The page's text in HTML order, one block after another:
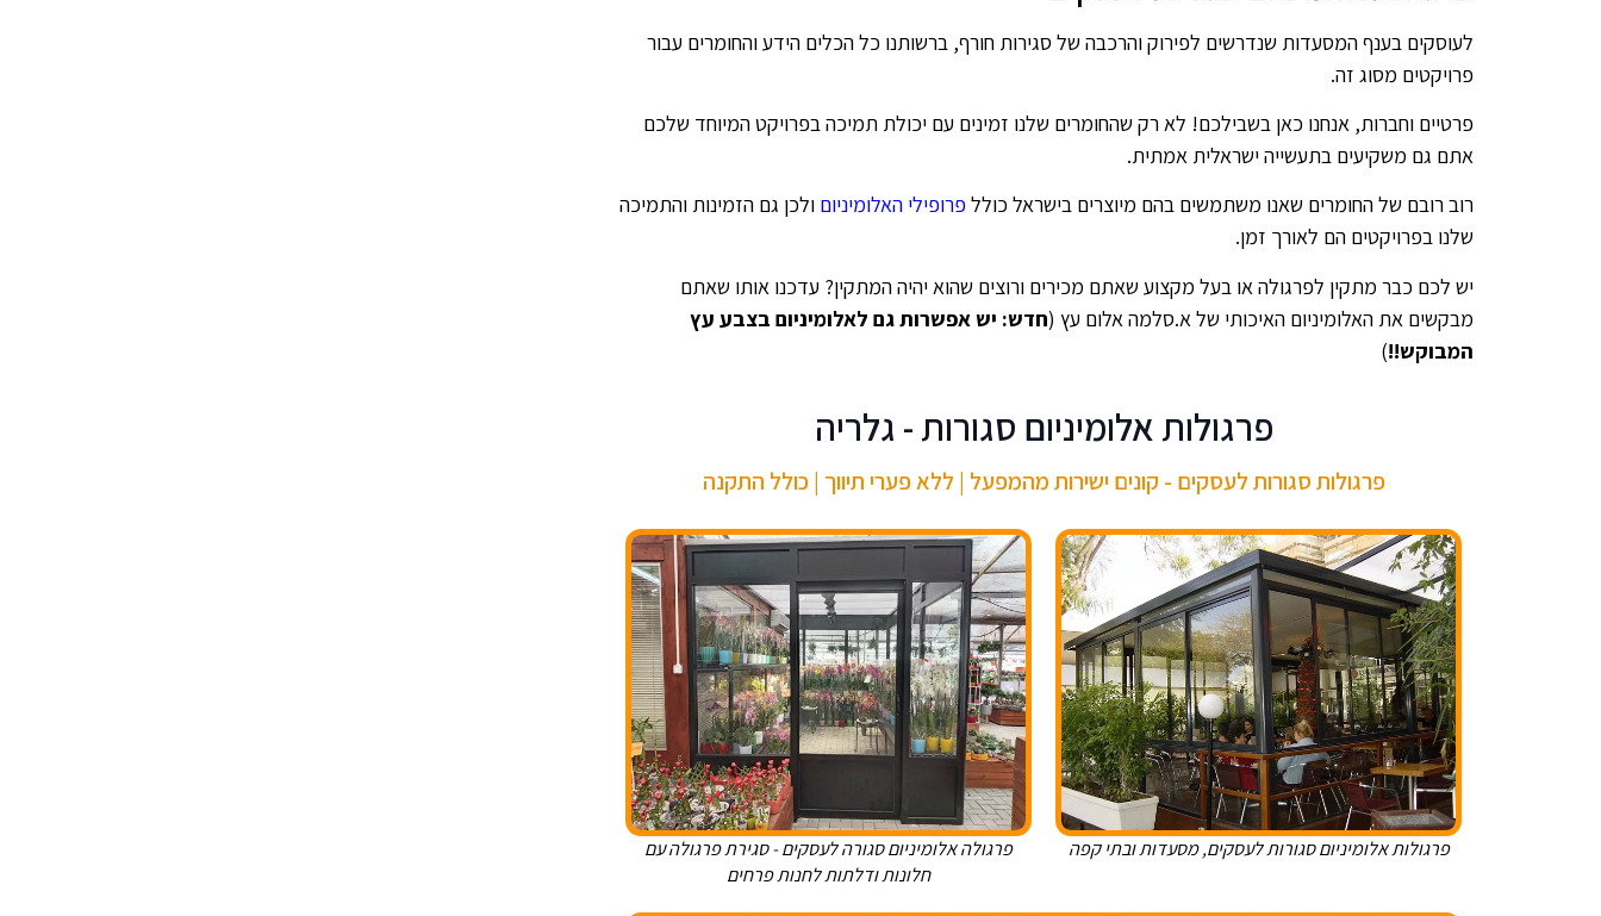
לעוסקים בענף המסעדות שנדרשים לפירוק והרכבה של סגירות חורף, ברשותנו כל הכלים הידע והחומרים עבור
פרויקטים מסוג זה.
פרטיים וחברות, אנחנו כאן בשבילכם! לא רק שהחומרים שלנו זמינים עם יכולת תמיכה בפרויקט המיוחד שלכם
אתם גם משקיעים בתעשייה ישראלית אמתית.
רוב רובם של החומרים שאנו משתמשים בהם מיוצרים בישראל כוללפרופילי האלומיניום ולכן גם הזמינות והתמיכה
שלנו בפרויקטים הם לאורך זמן.
יש לכם כבר מתקין לפרגולה או בעל מקצוע שאתם מכירים ורוצים שהוא יהיה המתקין? עדכנו אותו שאתם
מבקשים את האלומיניום האיכותי של א.סלמה אלום עץ (חדש: יש אפשרות גם לאלומיניום בצבע עץ
המבוקש!!)
פרגולות אלומיניום סגורות - גלריה
פרגולות סגורות לעסקים - קונים ישירות מהמפעל | ללא פערי תיווך | כולל התקנה
פרגולות אלומיניום סגורות לעסקים, מסעדות ובתי קפה
פרגולה אלומיניום סגורה לעסקים - סגירת פרגולה עם
חלונות ודלתות לחנות פרחים